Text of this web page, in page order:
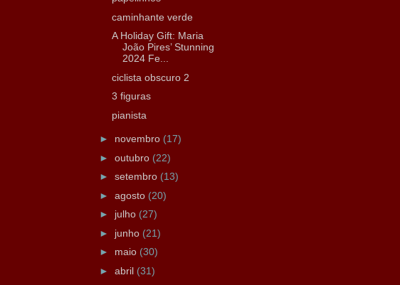
caminhante verde
A Holiday Gift: Maria
João Pires’ Stunning
2024 Fe...
ciclista obscuro 2
3 figuras
pianista
► novembro (17)
► outubro (22)
► setembro (13)
► agosto (20)
► julho (27)
► junho (21)
► maio (30)
► abril (31)